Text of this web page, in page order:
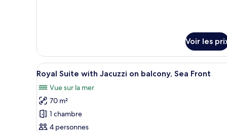
Front
chambre
Luxury
Villa,
Private
Pool,
Sea
Front
Voir les
Afficher
toutes
les
photos
pour
ce
Un balcon avec vue sur la
9
Royal Suite with Jacuzzi on balcony, Sea Front
Vue sur la mer
70 m²
1 chambre
4 personnes